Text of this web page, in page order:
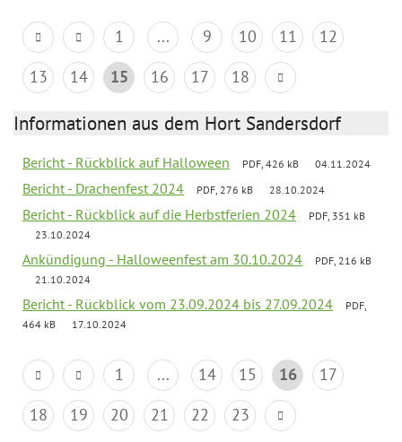
1 ... 9 10 11
12
13
14 15 16 17 18
Informationen aus dem Hort Sandersdorf
Bericht - Rückblick auf Halloween PDF, 426 kB 04.11.2024
Bericht - Drachenfest 2024 PDF, 276 kB 28.10.2024
Bericht - Rückblick auf die Herbstferien 2024
PDF, 351 kB
23.10.2024
Ankündigung - Halloweenfest am 30.10.2024
PDF, 216 kB
21.10.2024
Bericht - Rückblick vom 23.09.2024 bis 27.09.2024
PDF,
464 kB
17.10.2024
1 ... 14 15 16
17
18
19 20 21 22 23